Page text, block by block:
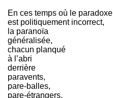
En ces temps où le paradoxe
est politiquement incorrect,
la paranoïa
généralisée,
chacun planqué
à l’abri
derrière
paravents,
pare-balles,
pare-étrangers.